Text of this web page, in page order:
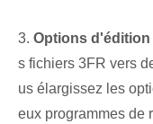
3. Options
s fichiers 3FR vers
us élargissez les
eux programmes de